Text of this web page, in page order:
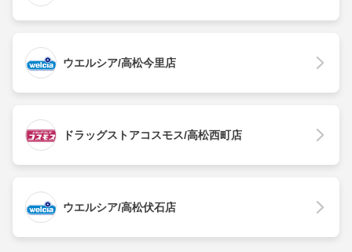
ウエルシア/高松今里店
ドラッグストアコスモス/高松西町店
ウエルシア/高松伏石店